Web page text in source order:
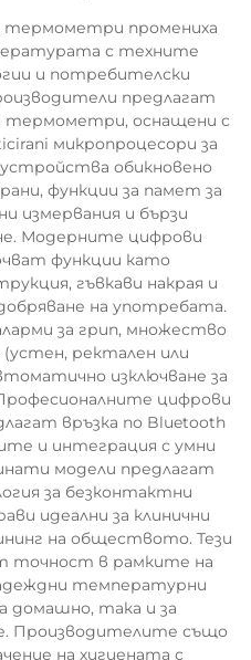
термометри промениха
с техните
и потребителски
предлагат
термометри, оснащени с
микропроцесори за
обикновено
функции за памет за
измервания и бързи
Модерните цифрови
функции като
гъвкави накрая и
на употребата.
за грип, множество
ректален или
изключване за
цифрови
връзка по Bluetooth
и интеграция с умни
модели предлагат
за безконтактни
идеални за клинични
на обществото. Тези
точност в рамките на
температурни
домашно, така и за
Производителите също
на хигиената с